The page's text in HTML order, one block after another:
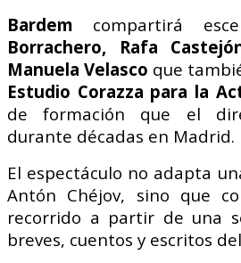
Bardem compartirá
Borrachero, Rafa
Manuela Velasco que
Estudio Corazza para la
de formación que el
durante décadas en Madrid.
El espectáculo no adapta
Antón Chéjov, sino que
recorrido a partir de una
breves, cuentos y escritos